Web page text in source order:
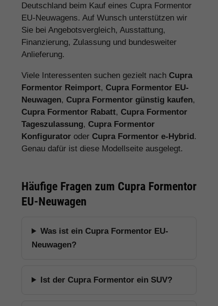
Deutschland beim Kauf eines Cupra Formentor
EU-Neuwagens. Auf Wunsch unterstützen wir
Sie bei Angebotsvergleich, Ausstattung,
Finanzierung, Zulassung und bundesweiter
Anlieferung.
Viele Interessenten suchen gezielt nach Cupra
Formentor Reimport, Cupra Formentor EU-
Neuwagen, Cupra Formentor günstig kaufen,
Cupra Formentor Rabatt, Cupra Formentor
Tageszulassung, Cupra Formentor
Konfigurator oder Cupra Formentor e-Hybrid.
Genau dafür ist diese Modellseite ausgelegt.
Häufige Fragen zum Cupra Formentor
EU-Neuwagen
Was ist ein Cupra Formentor EU-
Neuwagen?
Ist der Cupra Formentor ein SUV?